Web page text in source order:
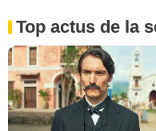
Top actus de la